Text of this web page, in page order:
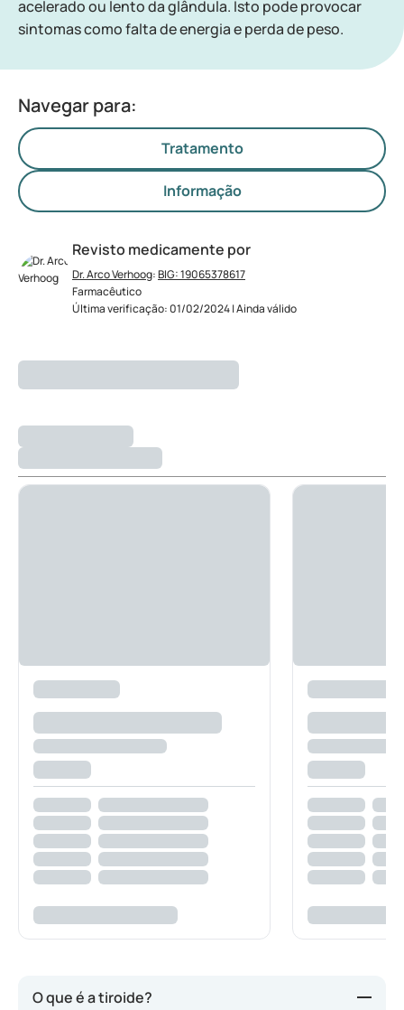
acelerado ou lento da glândula. Isto pode provocar
sintomas como falta de energia e perda de peso.
Navegar para:
Tratamento
Informação
Revisto medicamente por
Dr. Arco Verhoog:BIG: 19065378617
Farmacêutico
Última verificação: 01/02/2024 | Ainda válido
O que é a tiroide?